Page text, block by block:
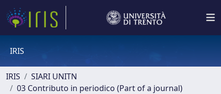
IRIS
IRIS
SIARI UNITN
03 Contributo in periodico (Part of a journal)